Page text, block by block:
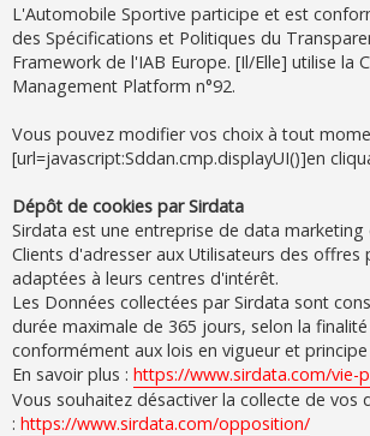
L'Automobile Sportive participe et est
des Spécifications et Politiques du
Framework de l'IAB Europe. [Il/Elle] utilise la
Management Platform n°92.
Vous pouvez modifier vos choix à tout
[url=javascript:Sddan.cmp.displayUI()]en
Dépôt de cookies par Sirdata
Sirdata est une entreprise de data marketing
Clients d'adresser aux Utilisateurs des offres
adaptées à leurs centres d'intérêt.
Les Données collectées par Sirdata sont
durée maximale de 365 jours, selon la
conformément aux lois en vigueur et
En savoir plus : https://www.sirdata.com/vie-
Vous souhaitez désactiver la collecte de vos
: https://www.sirdata.com/opposition/